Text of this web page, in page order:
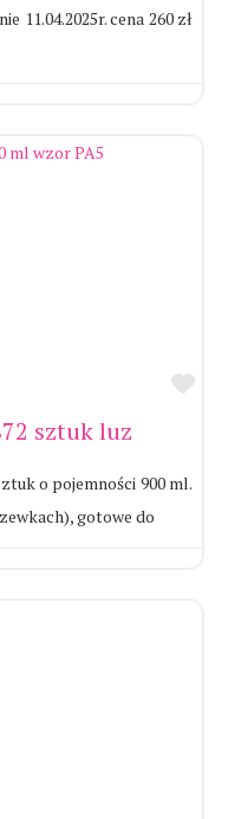
11.04.2025r. cena 260 zł
sztuk luz
o pojemności 900 ml.
gotowe do